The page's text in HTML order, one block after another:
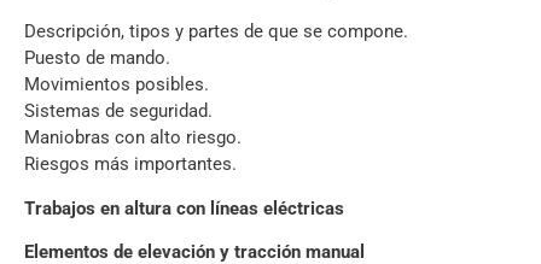
Descripción, tipos y partes de que se compone.
Puesto de mando.
Movimientos posibles.
Sistemas de seguridad.
Maniobras con alto riesgo.
Riesgos más importantes.
Trabajos en altura con líneas eléctricas
Elementos de elevación y tracción manual